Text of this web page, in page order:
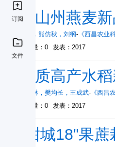
订阅
文件
凉山州燕麦
， 熊仿秋 ， 刘纲- 《西昌农业
被引量：0
发表：2017
优质高产水
鄢章林 ， 樊均长 ， 王成武- 《西昌
被引量：0
发表：2017
"甜城18"果